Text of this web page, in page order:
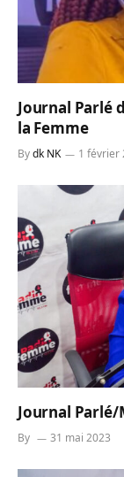
Journal Parlé
la Femme
Bydk NK 1 février
Journal
By 31 mai 2023